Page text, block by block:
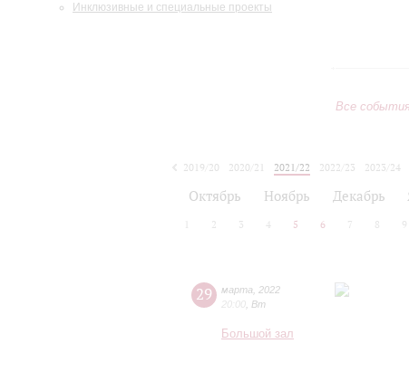
Инклюзивные и специальные проекты
Все
2019/20
2020/21 2021/22 2022/23
2023/24
Октябрь Ноябрь Декабрь
2 3 4 5 6 7 8 9
29 марта
2022
20:00 Вт
Большой зал